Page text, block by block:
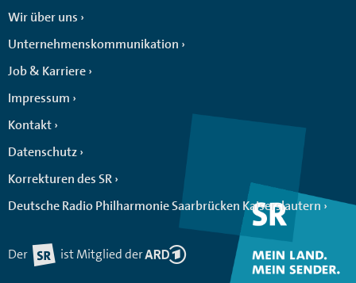
Wir über uns
Unternehmenskommunikation
Job & Karriere
Impressum
Kontakt
Datenschutz
Korrekturen des SR
Deutsche Radio Philharmonie Saarbrücken Kaiserslautern
Der ist Mitglied der